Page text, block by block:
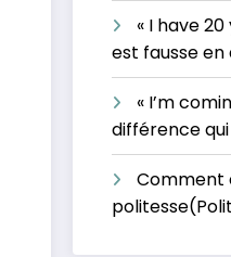
« I have
est fausse en
« I’m
différence
Comment